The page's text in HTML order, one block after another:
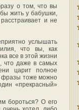
о том, что вы
жить у бабушки,
и не
услышать
что вы, как
все в этой жизни
что даже в самых
царит полное
фразы тоже можно
«прекрасный»
бороться? О его